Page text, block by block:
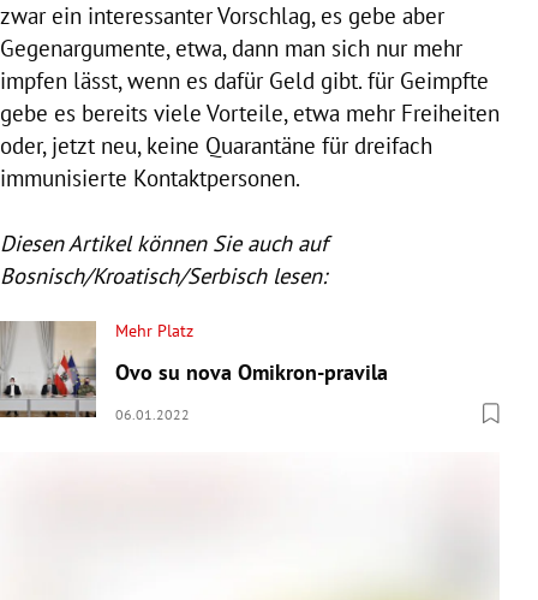
zwar ein interessanter Vorschlag, es gebe aber
Gegenargumente, etwa, dann man sich nur mehr
impfen lässt, wenn es dafür Geld gibt. für Geimpfte
gebe es bereits viele Vorteile, etwa mehr Freiheiten
oder, jetzt neu, keine Quarantäne für dreifach
immunisierte Kontaktpersonen.
Diesen Artikel können Sie auch auf
Bosnisch/Kroatisch/Serbisch lesen:
Mehr Platz
Ovo su nova Omikron-pravila
06.01.2022